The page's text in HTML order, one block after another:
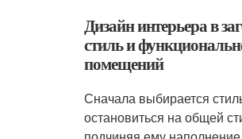
Дизайн интерьера в
стиль и
помещений
Сначала выбирается
остановиться на общей